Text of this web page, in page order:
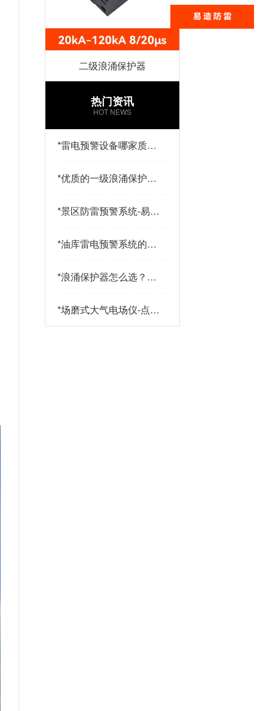
二级浪涌保护器
热门资讯
HOT NEWS
*雷电预警设备哪家质量
*优质的一级浪涌保护器
防雷
*景区防雷预警系统-易造
*油库雷电预警系统的传
看-易造
*浪涌保护器怎么选？三
策略助您精准选型-易造
*场磨式大气电场仪-点击
了解更多-易造